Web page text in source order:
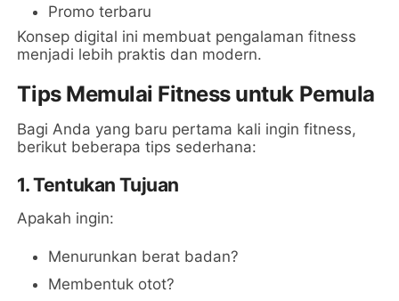
Promo terbaru
Konsep digital ini membuat pengalaman fitness
menjadi lebih praktis dan modern.
Tips Memulai Fitness untuk Pemula
Bagi Anda yang baru pertama kali ingin fitness,
berikut beberapa tips sederhana:
1. Tentukan Tujuan
Apakah ingin:
Menurunkan berat badan?
Membentuk otot?